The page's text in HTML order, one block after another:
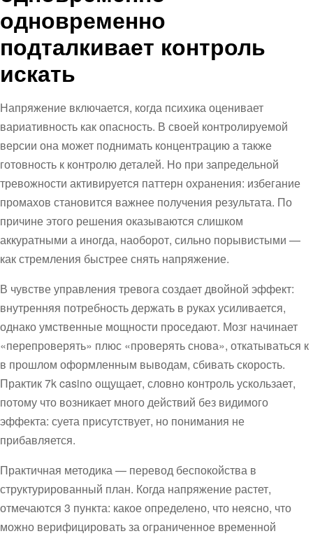
одновременно
подталкивает контроль
искать
Напряжение включается, когда психика оценивает
вариативность как опасность. В своей контролируемой
версии она может поднимать концентрацию а также
готовность к контролю деталей. Но при запредельной
тревожности активируется паттерн охранения: избегание
промахов становится важнее получения результата. По
причине этого решения оказываются слишком
аккуратными а иногда, наоборот, сильно порывистыми —
как стремления быстрее снять напряжение.
В чувстве управления тревога создает двойной эффект:
внутренняя потребность держать в руках усиливается,
однако умственные мощности проседают. Мозг начинает
«перепроверять» плюс «проверять снова», откатываться к
в прошлом оформленным выводам, сбивать скорость.
Практик 7k casino ощущает, словно контроль ускользает,
потому что возникает много действий без видимого
эффекта: суета присутствует, но понимания не
прибавляется.
Практичная методика — перевод беспокойства в
структурированный план. Когда напряжение растет,
отмечаются 3 пункта: какое определено, что неясно, что
можно верифицировать за ограниченное временной